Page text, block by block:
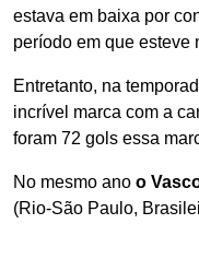
estava em baixa por
período em que esteve
Entretanto, na
incrível marca com a
foram 72 gols essa
No mesmo ano o
(Rio-São Paulo,